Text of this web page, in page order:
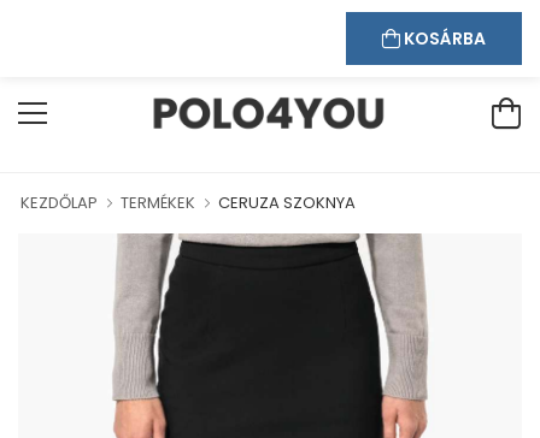
Bejelentkezés Regisztráció
KEZDŐLAP TERMÉKEK CERUZA SZOKNYA
KOSÁRBA